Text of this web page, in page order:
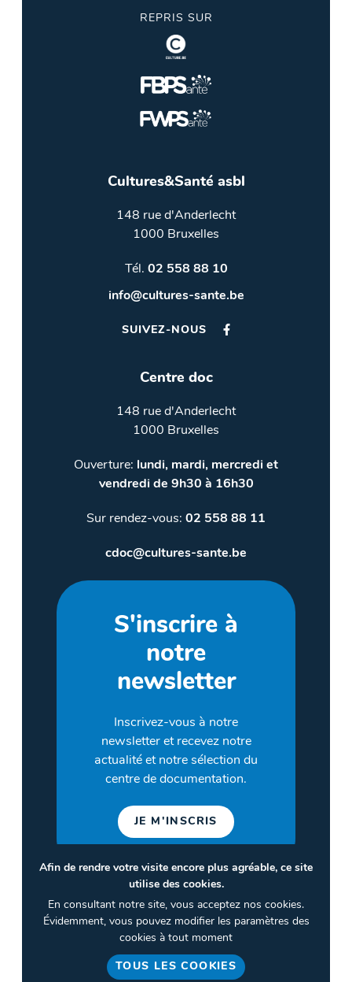
REPRIS SUR
Cultures&Santé asbl
148 rue d'Anderlecht
1000 Bruxelles
Tél. 02 558 88 10
info@cultures-sante.be
SUIVEZ-NOUS
Centre doc
148 rue d'Anderlecht
1000 Bruxelles
Ouverture: lundi, mardi, mercredi et
vendredi de 9h30 à 16h30
Sur rendez-vous: 02 558 88 11
cdoc@cultures-sante.be
S'inscrire à
notre
newsletter
Inscrivez-vous à notre
newsletter et recevez notre
actualité et notre sélection du
centre de documentation.
JE M'INSCRIS
Termes et conditions
Politique de confidentialité
Gestion des cookies
Afin de rendre votre visite encore plus agréable, ce site
utilise des cookies.
En consultant notre site, vous acceptez nos cookies.
Évidemment, vous pouvez modifier les paramètres des
cookies à tout moment
TOUS LES COOKIES